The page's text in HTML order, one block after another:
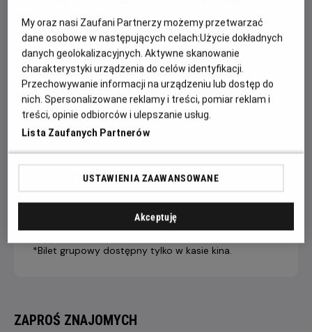
CENNIK
7 dni +
do seansu
4-6 dni
LIVE STREAM
PREMIUM
43,90 ZŁ 46,90 ZŁ 49,90 ZŁ
*Bilet grupowy dostępny tylko w kasie kina.
ZAPROŚ ZNAJOMYCH
My oraz nasi Zaufani Partnerzy możemy przetwarzać
dane osobowe w następujących celach:Użycie dokładnych
danych geolokalizacyjnych. Aktywne skanowanie
charakterystyki urządzenia do celów identyfikacji.
Przechowywanie informacji na urządzeniu lub dostęp do
nich. Spersonalizowane reklamy i treści, pomiar reklam i
treści, opinie odbiorców i ulepszanie usług.
Lista Zaufanych Partnerów
USTAWIENIA ZAAWANSOWANE
Akceptuję